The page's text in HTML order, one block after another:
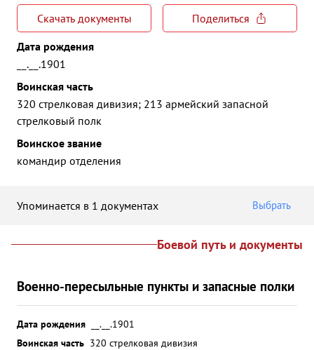
Скачать документы
Поделиться
Дата рождения
__.__.1901
Воинская часть
320 стрелковая дивизия; 213 армейский запасной
стрелковый полк
Воинское звание
командир отделения
Упоминается в 1 документах Выбрать
Боевой путь и документы
Военно-пересыльные пункты и запасные полки
Дата рождения
__.__.1901
Воинская часть 320 стрелковая дивизия